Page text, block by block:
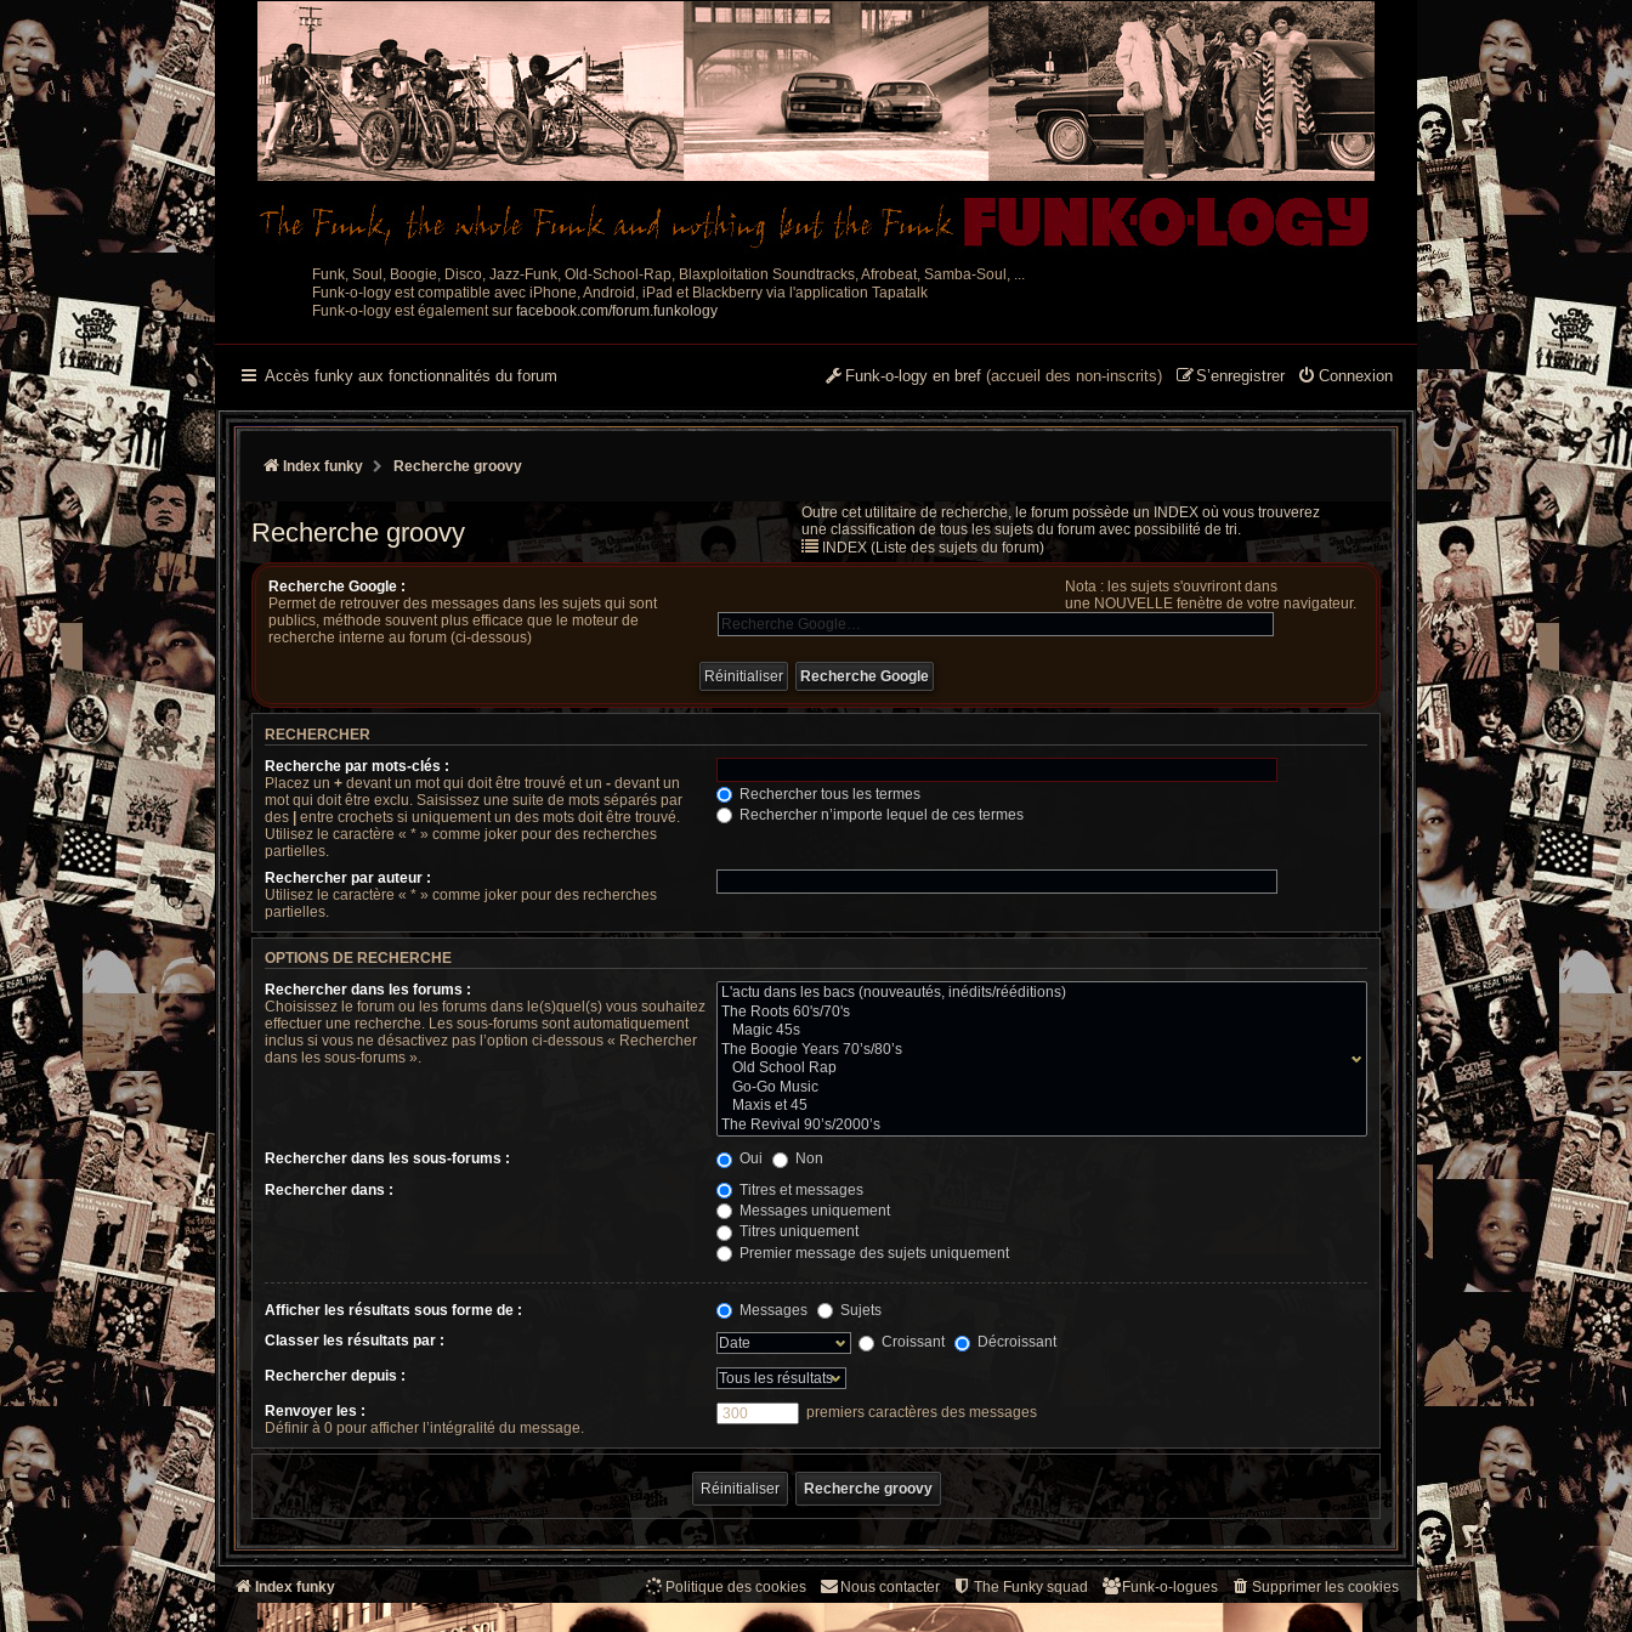
Funk, Soul, Boogie, Disco, Jazz-Funk, Old-School-Rap, Blaxploitation Soundtracks, Afrobeat, Samba-Soul, ...
Funk-o-logy est compatible avec iPhone, Android, iPad et Blackberry via l'application Tapatalk
Funk-o-logy est également sur facebook.com/forum.funkology
Accès funky aux fonctionnalités du forum Connexion
S’enregistrer
Funk-o-logy en bref (accueil des non-inscrits)
Index funky Recherche groovy
Outre cet utilitaire de recherche, le forum possède un INDEX où vous trouverez
une classification de tous les sujets du forum avec possibilité de tri.
INDEX (Liste des sujets du forum)
Recherche groovy
Recherche Google :
Permet de retrouver des messages dans les sujets qui sont
publics, méthode souvent plus efficace que le moteur de
recherche interne au forum (ci-dessous)
Nota : les sujets s'ouvriront dans
une NOUVELLE fenètre de votre navigateur.
RECHERCHER
Recherche par mots-clés :
Placez un + devant un mot qui doit être trouvé et un - devant un
mot qui doit être exclu. Saisissez une suite de mots séparés par
des | entre crochets si uniquement un des mots doit être trouvé.
Utilisez le caractère « * » comme joker pour des recherches
partielles.
Rechercher tous les termes
Rechercher n’importe lequel de ces termes
Rechercher par auteur :
Utilisez le caractère « * » comme joker pour des recherches
partielles.
OPTIONS DE RECHERCHE
Rechercher dans les forums :
Choisissez le forum ou les forums dans le(s)quel(s) vous souhaitez
effectuer une recherche. Les sous-forums sont automatiquement
inclus si vous ne désactivez pas l’option ci-dessous « Rechercher
dans les sous-forums ».
Rechercher dans les sous-forums : Oui
Non
Rechercher dans :
Titres et messages
Messages uniquement
Titres uniquement
Premier message des sujets uniquement
Afficher les résultats sous forme de : Messages
Sujets
Classer les résultats par :
Croissant
Décroissant
Rechercher depuis :
Renvoyer les :
Définir à 0 pour afficher l’intégralité du message.
premiers caractères des messages
Index funky Supprimer les cookies
Funk-o-logues
The Funky squad
Nous contacter
Politique des cookies